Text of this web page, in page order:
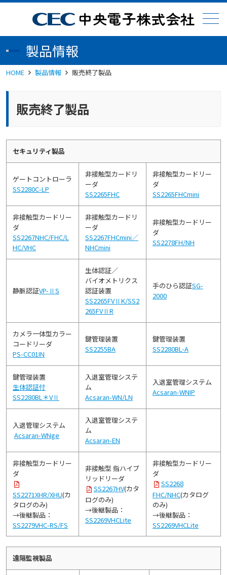
メニュー
製品情報
HOME 製品情報 販売終了製品
販売終了製品
セキュリティ製品
ゲートコントローラ
SS2280C-LP
非接触型カードリ
ーダ
SS2265FHC
非接触型カードリー
ダ
SS2265FHCmini
非接触型カードリー
ダ
SS2267NHC/FHC/L
HC/VHC
非接触型カードリ
ーダ
SS2267FHCmini／
NHCmini
非接触型カードリー
ダ
SS2278FH/NH
静脈認証VP-ⅡS
生体認証／
バイオメトリクス
認証装置
SS2265FVⅡK/SS2
265FVⅡR
手のひら認証SG-
2000
カメラ一体型カラー
コードリーダ
PS-CC01IN
鍵管理装置
SS2255BA
鍵管理装置
SS2280BL-A
鍵管理装置
生体認証付
SS2280BL＊VⅡ
入退室管理システ
ム
Acsaran-WN/LN
入退室管理システム
Acsaran-WNIP
入退管理システム
Acsaran-WNge
入退室管理システ
ム
Acsaran-EN
非接触型カードリー
ダ
SS2271XHR/XHU(カ
タログのみ)
→後継製品：
SS2279VHC-RS/FS
非接触型 指ハイブ
リッドリーダ
SS2267HV(カタ
ログのみ)
→後継製品：
SS2269VHCLite
非接触型カードリー
ダ
SS2268
FHC/NHC(カタログ
のみ)
→後継製品：
SS2269VHCLite
遠隔監視製品